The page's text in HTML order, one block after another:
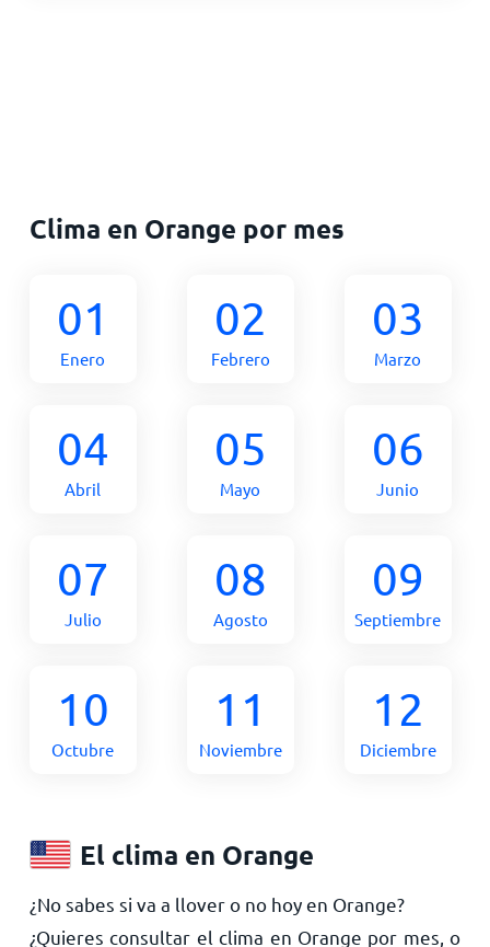
Clima en Orange por mes
01
Enero
02
Febrero
03
Marzo
04
Abril
05
Mayo
06
Junio
07
Julio
08
Agosto
09
Septiembre
10
Octubre
11
Noviembre
12
Diciembre
El clima en Orange
¿No sabes si va a llover o no hoy en Orange?
¿Quieres consultar el clima en Orange por mes, o